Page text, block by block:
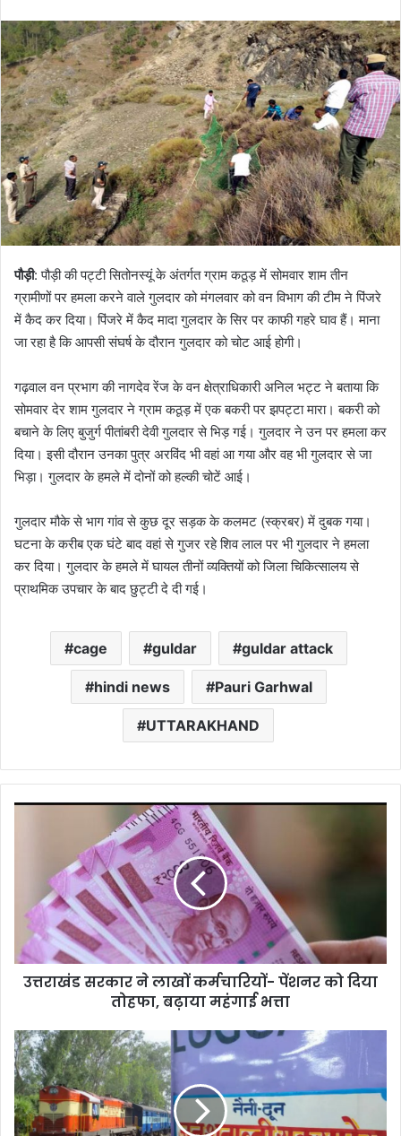
पौड़ी: पौड़ी की पट्टी सितोनस्यूं के अंतर्गत ग्राम कठूड़ में सोमवार शाम तीन
ग्रामीणों पर हमला करने वाले गुलदार को मंगलवार को वन विभाग की टीम ने पिंजरे
में कैद कर दिया। पिंजरे में कैद मादा गुलदार के सिर पर काफी गहरे घाव हैं। माना
जा रहा है कि आपसी संघर्ष के दौरान गुलदार को चोट आई होगी।
गढ़वाल वन प्रभाग की नागदेव रेंज के वन क्षेत्राधिकारी अनिल भट्ट ने बताया कि
सोमवार देर शाम गुलदार ने ग्राम कठूड़ में एक बकरी पर झपट्टा मारा। बकरी को
बचाने के लिए बुजुर्ग पीतांबरी देवी गुलदार से भिड़ गई। गुलदार ने उन पर हमला कर
दिया। इसी दौरान उनका पुत्र अरविंद भी वहां आ गया और वह भी गुलदार से जा
भिड़ा। गुलदार के हमले में दोनों को हल्की चोटें आई।
गुलदार मौके से भाग गांव से कुछ दूर सड़क के कलमट (स्क्रबर) में दुबक गया।
घटना के करीब एक घंटे बाद वहां से गुजर रहे शिव लाल पर भी गुलदार ने हमला
कर दिया। गुलदार के हमले में घायल तीनों व्यक्तियों को जिला चिकित्सालय से
प्राथमिक उपचार के बाद छुट्टी दे दी गई।
cage guldar guldar attack
hindi news Pauri Garhwal
UTTARAKHAND
कर्मचारियों-
पेंशनर
दिया
तोहफा,
बढ़ाया
उत्तराखंड सरकार ने लाखों कर्मचारियों- पेंशनर को दिया
तोहफा, बढ़ाया महंगाई भत्ता
यात्रीगण
कृपया
ध्यान
दें…
काठगोदाम
से